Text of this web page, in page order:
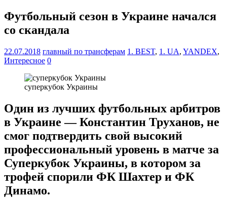
Футбольный сезон в Украине начался
со скандала
22.07.2018 главный по трансферам 1. BEST, 1. UA, YANDEX,
Интересное 0
суперкубок Украины
Один из лучших футбольных арбитров
в Украине — Константин Труханов, не
смог подтвердить свой высокий
профессиональный уровень в матче за
Суперкубок Украины, в котором за
трофей спорили ФК Шахтер и ФК
Динамо.